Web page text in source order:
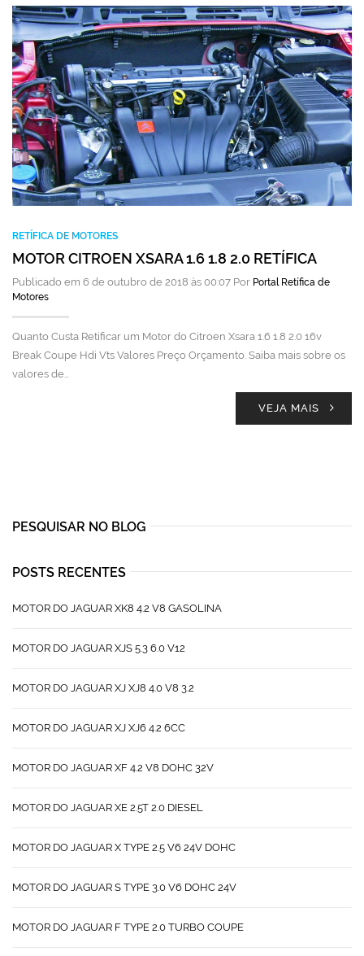
RETÍFICA DE MOTORES
MOTOR CITROEN XSARA 1.6 1.8 2.0 RETÍFICA
Publicado em 6 de outubro de 2018 às 00:07 Por Portal Retífica de
Motores
Quanto Custa Retificar um Motor do Citroen Xsara 1.6 1.8 2.0 16v
Break Coupe Hdi Vts Valores Preço Orçamento. Saiba mais sobre os
valores de…
VEJA MAIS
PESQUISAR NO BLOG
POSTS RECENTES
MOTOR DO JAGUAR XK8 4.2 V8 GASOLINA
MOTOR DO JAGUAR XJS 5.3 6.0 V12
MOTOR DO JAGUAR XJ XJ8 4.0 V8 3.2
MOTOR DO JAGUAR XJ XJ6 4.2 6CC
MOTOR DO JAGUAR XF 4.2 V8 DOHC 32V
MOTOR DO JAGUAR XE 2.5T 2.0 DIESEL
MOTOR DO JAGUAR X TYPE 2.5 V6 24V DOHC
MOTOR DO JAGUAR S TYPE 3.0 V6 DOHC 24V
MOTOR DO JAGUAR F TYPE 2.0 TURBO COUPE